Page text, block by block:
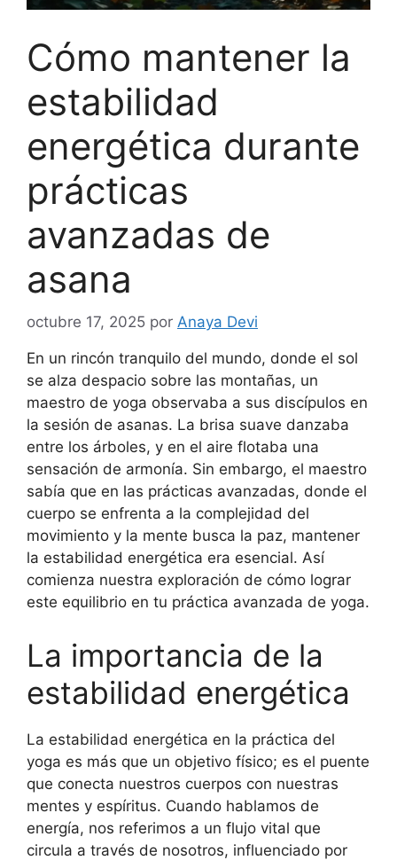
Cómo mantener la
estabilidad
energética durante
prácticas
avanzadas de
asana
octubre 17, 2025 por Anaya Devi
En un rincón tranquilo del mundo, donde el sol
se alza despacio sobre las montañas, un
maestro de yoga observaba a sus discípulos en
la sesión de asanas. La brisa suave danzaba
entre los árboles, y en el aire flotaba una
sensación de armonía. Sin embargo, el maestro
sabía que en las prácticas avanzadas, donde el
cuerpo se enfrenta a la complejidad del
movimiento y la mente busca la paz, mantener
la estabilidad energética era esencial. Así
comienza nuestra exploración de cómo lograr
este equilibrio en tu práctica avanzada de yoga.
La importancia de la
estabilidad energética
La estabilidad energética en la práctica del
yoga es más que un objetivo físico; es el puente
que conecta nuestros cuerpos con nuestras
mentes y espíritus. Cuando hablamos de
energía, nos referimos a un flujo vital que
circula a través de nosotros, influenciado por